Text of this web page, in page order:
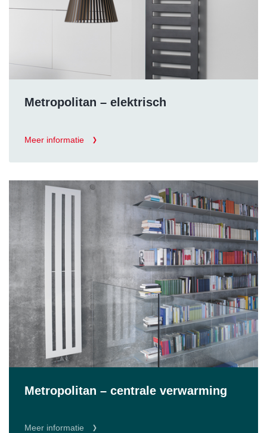
Metropolitan – elektrisch
Meer informatie
Metropolitan – centrale verwarming
Meer informatie